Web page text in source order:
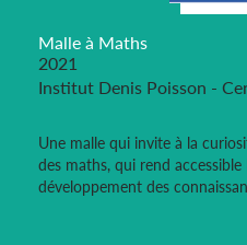
Malle à Maths
2021
Institut Denis Poisson -
Une malle qui invite à la
des maths, qui rend
développement des